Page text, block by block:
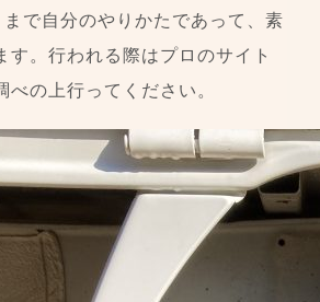
で自分のやりかたであって、素
す。行われる際はプロのサイト
べの上行ってください。